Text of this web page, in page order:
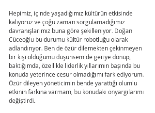
Hepimiz, içinde yaşadığımız kültürün etkisinde
kalıyoruz ve çoğu zaman sorgulamadığımız
davranışlarımız buna göre şekilleniyor. Doğan
Cüceoğlu bu durumu kültür robotluğu olarak
adlandırıyor. Ben de özür dilemekten çekinmeyen
bir kişi olduğumu düşünsem de geriye dönüp,
baktığımda, özellikle liderlik yıllarımın başında bu
konuda yeterince cesur olmadığımı fark ediyorum.
Özür dileyen yöneticimin bende yarattığı olumlu
etkinin farkına varmam, bu konudaki önyargılarımı
değiştirdi.